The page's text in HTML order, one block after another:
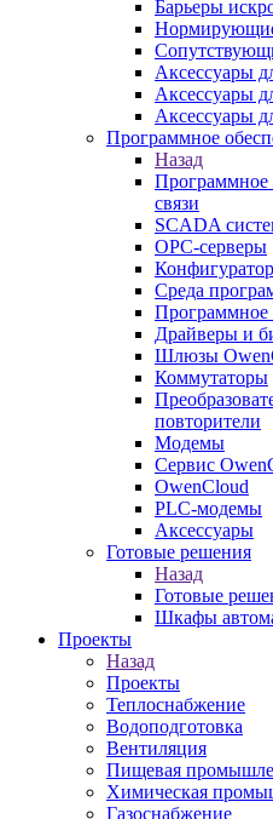
Барьеры
Нормирующие
Аксессуары
Аксессуары
Аксессуары
Программное
Назад
Программное
связи
SCADA
OPC-серверы
Среда
Программное
Драйверы и
Шлюзы
Коммутаторы
повторители
Модемы
Сервис
OwenCloud
PLC-модемы
Аксессуары
Готовые решения
Назад
Готовые
Шкафы
Проекты
Назад
Проекты
Теплоснабжение
Водоподготовка
Вентиляция
Пищевая
Химическая
Газоснабжение